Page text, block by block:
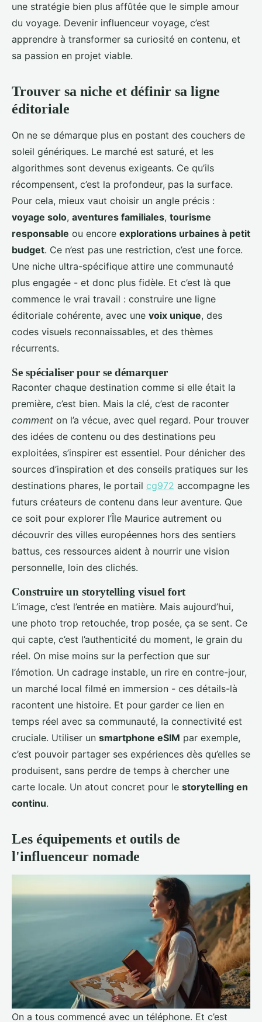
une stratégie bien plus affûtée que le simple amour
du voyage. Devenir influenceur voyage, c’est
apprendre à transformer sa curiosité en contenu, et
sa passion en projet viable.
Trouver sa niche et définir sa ligne
éditoriale
On ne se démarque plus en postant des couchers de
soleil génériques. Le marché est saturé, et les
algorithmes sont devenus exigeants. Ce qu’ils
récompensent, c’est la profondeur, pas la surface.
Pour cela, mieux vaut choisir un angle précis :
voyage solo, aventures familiales, tourisme
responsable ou encore explorations urbaines à petit
budget. Ce n’est pas une restriction, c’est une force.
Une niche ultra-spécifique attire une communauté
plus engagée - et donc plus fidèle. Et c’est là que
commence le vrai travail : construire une ligne
éditoriale cohérente, avec une voix unique, des
codes visuels reconnaissables, et des thèmes
récurrents.
Se spécialiser pour se démarquer
Raconter chaque destination comme si elle était la
première, c’est bien. Mais la clé, c’est de raconter
comment on l’a vécue, avec quel regard. Pour trouver
des idées de contenu ou des destinations peu
exploitées, s’inspirer est essentiel. Pour dénicher des
sources d’inspiration et des conseils pratiques sur les
destinations phares, le portail cg972 accompagne les
futurs créateurs de contenu dans leur aventure. Que
ce soit pour explorer l’Île Maurice autrement ou
découvrir des villes européennes hors des sentiers
battus, ces ressources aident à nourrir une vision
personnelle, loin des clichés.
Construire un storytelling visuel fort
L’image, c’est l’entrée en matière. Mais aujourd’hui,
une photo trop retouchée, trop posée, ça se sent. Ce
qui capte, c’est l’authenticité du moment, le grain du
réel. On mise moins sur la perfection que sur
l’émotion. Un cadrage instable, un rire en contre-jour,
un marché local filmé en immersion - ces détails-là
racontent une histoire. Et pour garder ce lien en
temps réel avec sa communauté, la connectivité est
cruciale. Utiliser un smartphone eSIM par exemple,
c’est pouvoir partager ses expériences dès qu’elles se
produisent, sans perdre de temps à chercher une
carte locale. Un atout concret pour le storytelling en
continu.
Les équipements et outils de
l'influenceur nomade
On a tous commencé avec un téléphone. Et c’est